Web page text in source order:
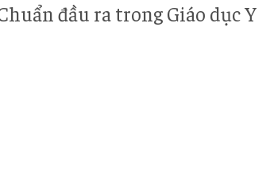
đầu ra trong Giáo dục Y